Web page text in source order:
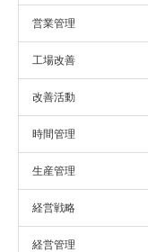
営業管理
工場改善
改善活動
時間管理
生産管理
経営戦略
経営管理